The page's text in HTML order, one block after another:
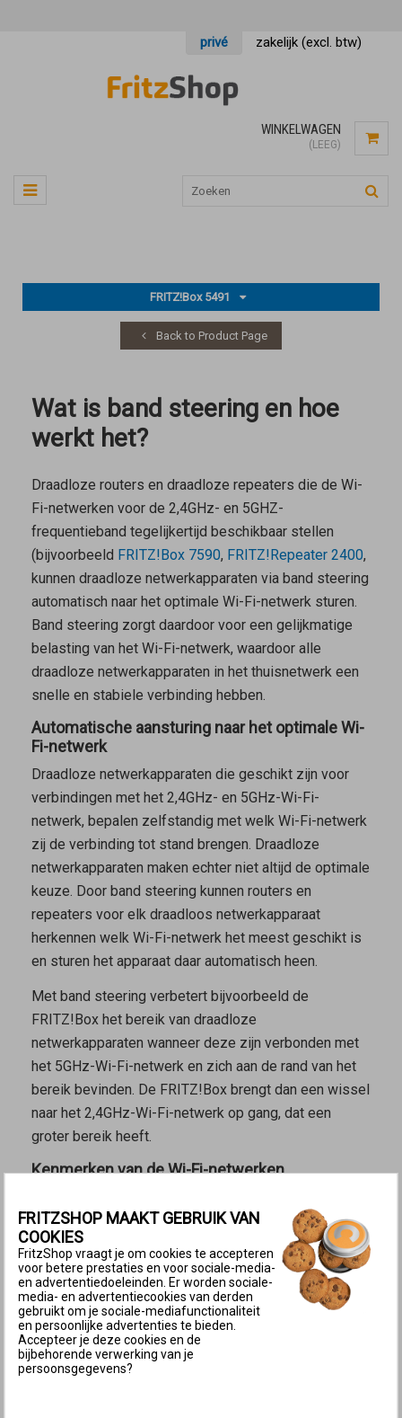
privé zakelijk (excl. btw)
WINKELWAGEN
(LEEG)
FRITZ!Box 5491
Back to Product Page
Wat is band steering en hoe
werkt het?
Draadloze routers en draadloze repeaters die de Wi-
Fi-netwerken voor de 2,4GHz- en 5GHZ-
frequentieband tegelijkertijd beschikbaar stellen
(bijvoorbeeld FRITZ!Box 7590, FRITZ!Repeater 2400,
kunnen draadloze netwerkapparaten via band steering
automatisch naar het optimale Wi-Fi-netwerk sturen.
Band steering zorgt daardoor voor een gelijkmatige
belasting van het Wi-Fi-netwerk, waardoor alle
draadloze netwerkapparaten in het thuisnetwerk een
snelle en stabiele verbinding hebben.
Automatische aansturing naar het optimale Wi-
Fi-netwerk
Draadloze netwerkapparaten die geschikt zijn voor
verbindingen met het 2,4GHz- en 5GHz-Wi-Fi-
netwerk, bepalen zelfstandig met welk Wi-Fi-netwerk
zij de verbinding tot stand brengen. Draadloze
netwerkapparaten maken echter niet altijd de optimale
keuze. Door band steering kunnen routers en
repeaters voor elk draadloos netwerkapparaat
herkennen welk Wi-Fi-netwerk het meest geschikt is
en sturen het apparaat daar automatisch heen.
Met band steering verbetert bijvoorbeeld de
FRITZ!Box het bereik van draadloze
netwerkapparaten wanneer deze zijn verbonden met
het 5GHz-Wi-Fi-netwerk en zich aan de rand van het
bereik bevinden. De FRITZ!Box brengt dan een wissel
naar het 2,4GHz-Wi-Fi-netwerk op gang, dat een
groter bereik heeft.
Kenmerken van de Wi-Fi-netwerken
omdat lage frequenties gemakkelijker kunnen
doordringen in obstakels zoals muren en
waterhoudende of metalen voorwerpen.
Het 5GHz-Wi-Fi-netwerk heeft in de buurt van een
draadloze router een hogere snelheid, omdat hier een
breder frequentiespectrum kan worden gebruikt.
Hierdoor kunnen in dezelfde tijd meer gegevens
FRITZSHOP MAAKT GEBRUIK VAN
COOKIES
FritzShop vraagt je om cookies te accepteren
voor betere prestaties en voor sociale-media-
en advertentiedoeleinden. Er worden sociale-
media- en advertentiecookies van derden
gebruikt om je sociale-mediafunctionaliteit
en persoonlijke advertenties te bieden.
Accepteer je deze cookies en de
bijbehorende verwerking van je
persoonsgegevens?